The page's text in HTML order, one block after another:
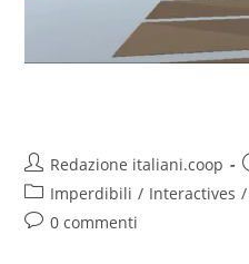
Redazione italiani.coop
Imperdibili / Interactives /
0 commenti